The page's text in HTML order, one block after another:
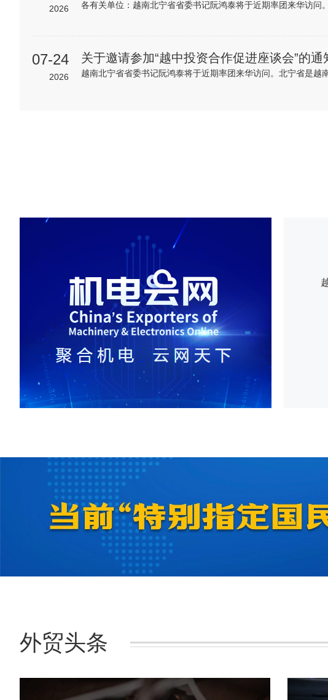
2026
07-24
2026
关于邀请参加“越中投资合作促进座谈会”的通
购商对纺织腕带感兴
2026-07-22
越南采购商对活塞感兴趣
2026-07-22
多
外贸头条